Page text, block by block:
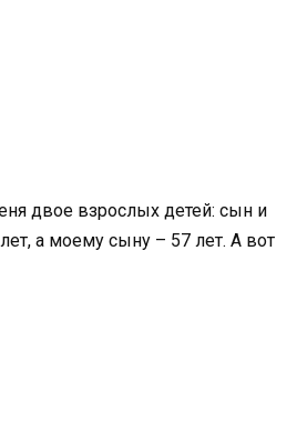
двое взрослых детей: сын и
а моему сыну – 57 лет. А вот